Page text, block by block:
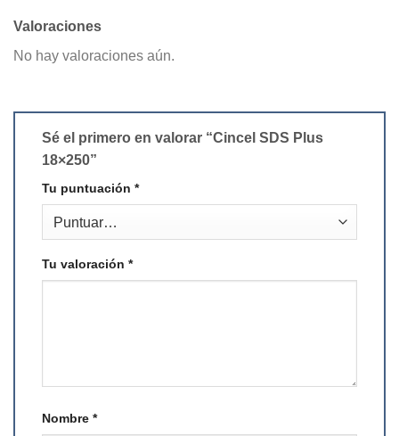
Valoraciones
No hay valoraciones aún.
Sé el primero en valorar “Cincel SDS Plus
18×250”
Tu puntuación *
Tu valoración *
Nombre *